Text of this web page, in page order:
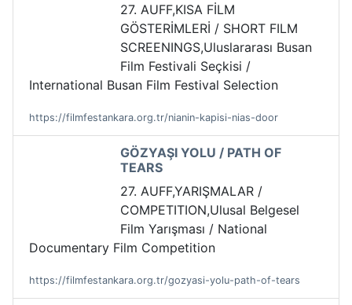
27. AUFF,KISA FİLM
GÖSTERİMLERİ / SHORT FILM
SCREENINGS,Uluslararası Busan
Film Festivali Seçkisi /
International Busan Film Festival Selection
https://filmfestankara.org.tr/nianin-kapisi-nias-door
GÖZYAŞI YOLU / PATH OF
TEARS
27. AUFF,YARIŞMALAR /
COMPETITION,Ulusal Belgesel
Film Yarışması / National
Documentary Film Competition
https://filmfestankara.org.tr/gozyasi-yolu-path-of-tears